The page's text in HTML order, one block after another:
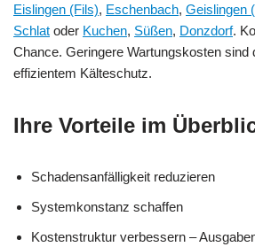
Eislingen (Fils), Eschenbach, Geislingen
Schlat oder Kuchen, Süßen, Donzdorf.
Chance. Geringere Wartungskosten sind
effizientem Kälteschutz.
Ihre Vorteile im
Schadensanfälligkeit reduzieren
Systemkonstanz schaffen
Kostenstruktur verbessern –